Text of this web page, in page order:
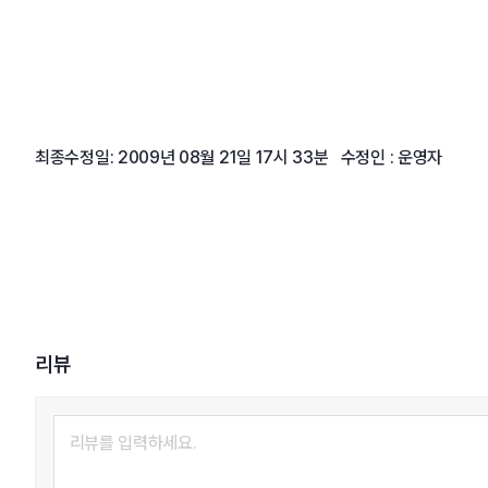
최종수정일: 2009년 08월 21일 17시 33분 수정인 : 운영자
리뷰